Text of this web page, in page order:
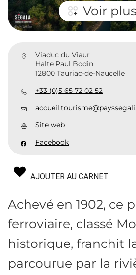
Voir
Viaduc du Viaur
Halte Paul Bodin
12800 Tauriac-de-Naucelle
+33 (0)5 65 72 02 52
Site web
Facebook
AJOUTER AU CARNET
Achevé en 1902, ce
ferroviaire, classé
historique, franchit
parcourue par la